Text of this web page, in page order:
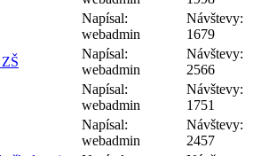
Napísal:
webadmin
Návštevy:
1679
Napísal:
webadmin
Návštevy:
2566
Napísal:
webadmin
Návštevy:
1751
Napísal:
webadmin
Návštevy:
2457